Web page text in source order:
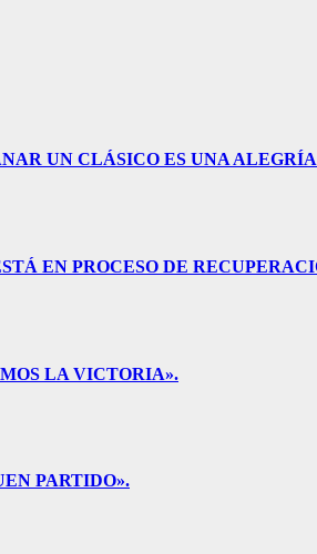
UN CLÁSICO ES UNA
EN PROCESO DE
LA VICTORIA».
PARTIDO».